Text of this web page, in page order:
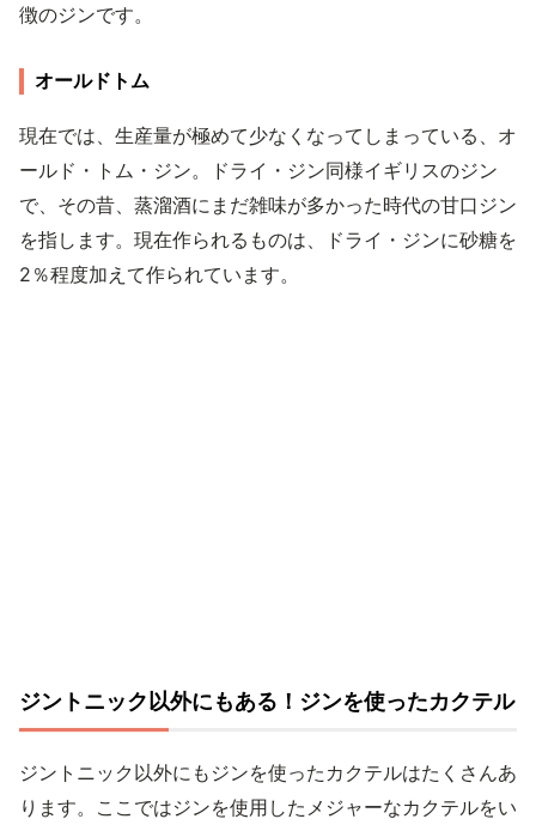
徴のジンです。
オールドトム
現在では、生産量が極めて少なくなってしまっている、オ
ールド・トム・ジン。ドライ・ジン同様イギリスのジン
で、その昔、蒸溜酒にまだ雑味が多かった時代の甘口ジン
を指します。現在作られるものは、ドライ・ジンに砂糖を
2％程度加えて作られています。
ジントニック以外にもある！ジンを使ったカクテル
ジントニック以外にもジンを使ったカクテルはたくさんあ
ります。ここではジンを使用したメジャーなカクテルをい